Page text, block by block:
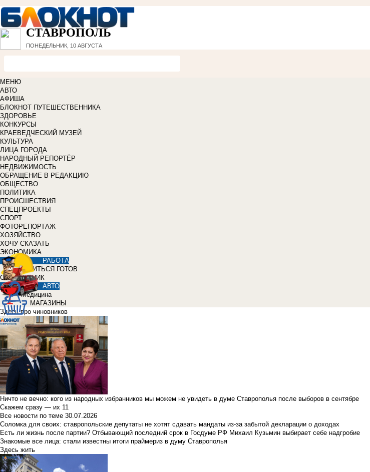
СТАВРОПОЛЬ
ПОНЕДЕЛЬНИК, 10 АВГУСТА
МЕНЮ
АВТО
АФИША
БЛОКНОТ ПУТЕШЕСТВЕННИКА
ЗДОРОВЬЕ
КОНКУРСЫ
КРАЕВЕДЧЕСКИЙ МУЗЕЙ
КУЛЬТУРА
ЛИЦА ГОРОДА
НАРОДНЫЙ РЕПОРТЁР
НЕДВИЖИМОСТЬ
ОБРАЩЕНИЕ В РЕДАКЦИЮ
ОБЩЕСТВО
ПОЛИТИКА
ПРОИСШЕСТВИЯ
СПЕЦПРОЕКТЫ
СПОРТ
ФОТОРЕПОРТАЖ
ХОЗЯЙСТВО
ХОЧУ СКАЗАТЬ
ЭКОНОМИКА
РАБОТА
УЧИТЬСЯ ГОТОВ
СПРАВОЧНИК
АВТО
Медицина
МАГАЗИНЫ
Здесь про чиновников
Ничто не вечно: кого из народных избранников мы можем не увидеть в думе Ставрополья после выборов в сентябре
Скажем сразу — их 11
Все новости по теме 30.07.2026
Соломка для своих: ставропольские депутаты не хотят сдавать мандаты из-за забытой декларации о доходах
Есть ли жизнь после партии? Отбывающий последний срок в Госдуме РФ Михаил Кузьмин выбирает себе надгробие
Знакомые все лица: стали известны итоги праймериз в думу Ставрополья
Здесь жить